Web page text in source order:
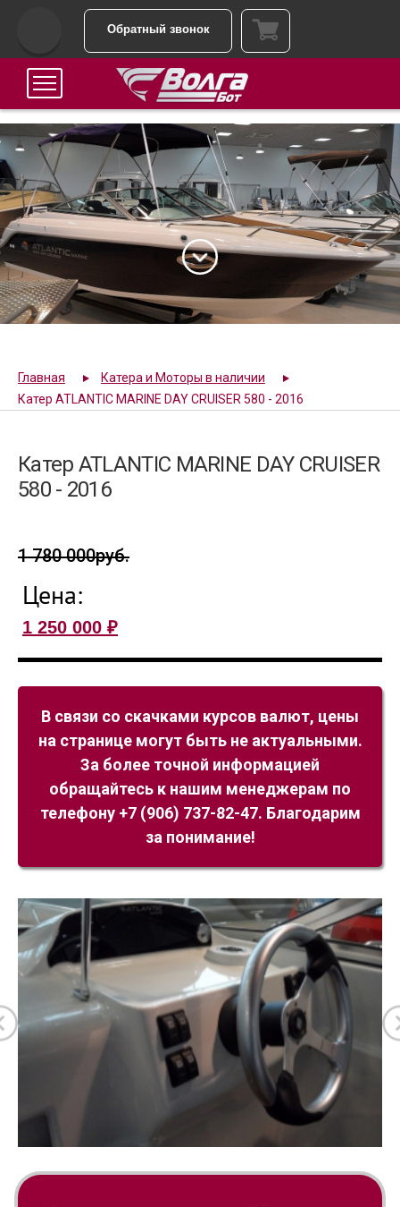
Обратный звонок
Главная
Катера и Моторы в наличии
Катер ATLANTIC MARINE DAY CRUISER 580 - 2016
Катер ATLANTIC MARINE DAY CRUISER
580 - 2016
1 780 000руб.
Цена:
1 250 000 ₽
В связи со скачками курсов валют, цены
на странице могут быть не актуальными.
За более точной информацией
обращайтесь к нашим менеджерам по
телефону +7 (906) 737-82-47. Благодарим
за понимание!